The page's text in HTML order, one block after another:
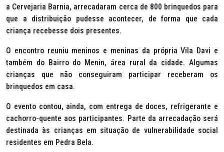
a Cervejaria Barnia, arrecadaram cerca de 800 brinquedos para
que a distribuição pudesse acontecer, de forma que cada
criança recebesse dois presentes.
O encontro reuniu meninos e meninas da própria Vila Davi e
também do Bairro do Menin, área rural da cidade. Algumas
crianças que não conseguiram participar receberam os
brinquedos em casa.
O evento contou, ainda, com entrega de doces, refrigerante e
cachorro-quente aos participantes. Parte da arrecadação será
destinada às crianças em situação de vulnerabilidade social
residentes em Pedra Bela.